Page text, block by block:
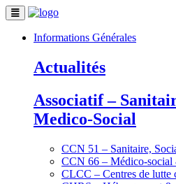
Informations Générales
Actualités
Associatif –
Medico-Social
CCN 51 – Sanitaire,
CCN 66 – Médico-social
CLCC – Centres de lutte